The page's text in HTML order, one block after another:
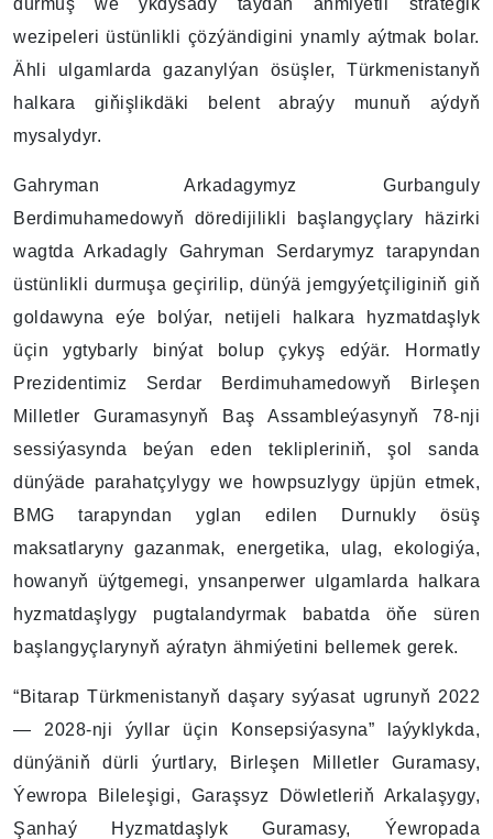
wezipeleri üstünlikli çözýändigini ynamly aýtmak bolar.
Ähli ulgamlarda gazanylýan ösüşler, Türkmenistanyň
halkara giňişlikdäki belent abraýy munuň aýdyň
mysalydyr.
Gahryman Arkadagymyz Gurbanguly
Berdimuhamedowyň döredijilikli başlangyçlary häzirki
wagtda Arkadagly Gahryman Serdarymyz tarapyndan
üstünlikli durmuşa geçirilip, dünýä jemgyýetçiliginiň giň
goldawyna eýe bolýar, netijeli halkara hyzmatdaşlyk
üçin ygtybarly binýat bolup çykyş edýär. Hormatly
Prezidentimiz Serdar Berdimuhamedowyň Birleşen
Milletler Guramasynyň Baş Assambleýasynyň 78-nji
sessiýasynda beýan eden teklipleriniň, şol sanda
dünýäde parahatçylygy we howpsuzlygy üpjün etmek,
BMG tarapyndan yglan edilen Durnukly ösüş
maksatlaryny gazanmak, energetika, ulag, ekologiýa,
howanyň üýtgemegi, ynsanperwer ulgamlarda halkara
hyzmatdaşlygy pugtalandyrmak babatda öňe süren
başlangyçlarynyň aýratyn ähmiýetini bellemek gerek.
“Bitarap Türkmenistanyň daşary syýasat ugrunyň 2022
— 2028-nji ýyllar üçin Konsepsiýasyna” laýyklykda,
dünýäniň dürli ýurtlary, Birleşen Milletler Guramasy,
Ýewropa Bileleşigi, Garaşsyz Döwletleriň Arkalaşygy,
Şanhaý Hyzmatdaşlyk Guramasy, Ýewropada